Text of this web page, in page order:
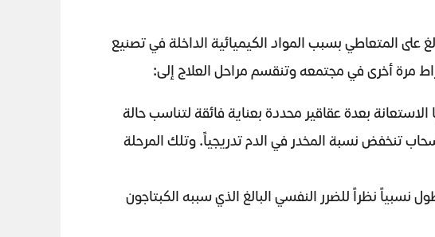
على المتعاطي بسبب المواد الكيميائية الداخلة في تصنيع
مرة أخرى في مجتمعه وتنقسم مراحل العلاج إلى:
بعدة عقاقير محددة بعناية فائقة لتناسب حالة
تنخفض نسبة المخدر في الدم تدريجياً. وتلك المرحلة
نسبياً نظراً للضرر النفسي البالغ الذي سببه الكبتاجون